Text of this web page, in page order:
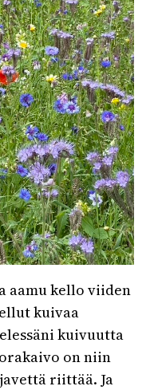
aamu kello viiden
kuivaa
kuivuutta
on niin
riittää. Ja